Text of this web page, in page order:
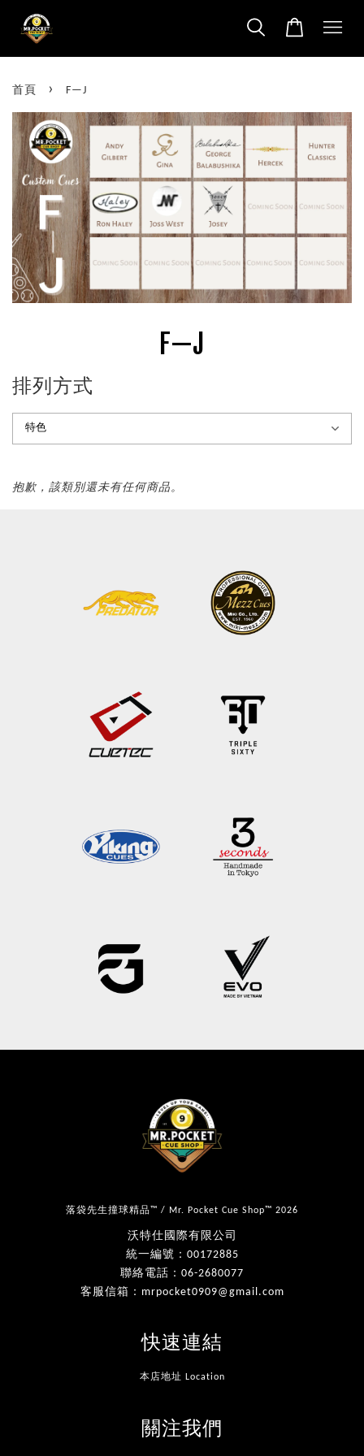
首頁 › F—J
F—J
排列方式
抱歉，該類別還未有任何商品。
落袋先生撞球精品™ / Mr. Pocket Cue Shop™ 2026
沃特仕國際有限公司
統一編號：00172885
聯絡電話：06-2680077
客服信箱：mrpocket0909@gmail.com
快速連結
本店地址 Location
關注我們